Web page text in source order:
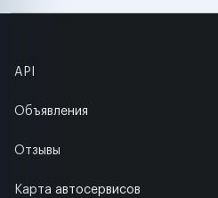
API
Объявления
Отзывы
Карта автосервисов